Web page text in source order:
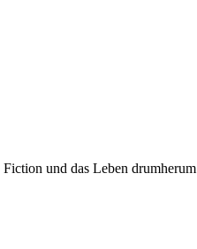
und das Leben drumherum